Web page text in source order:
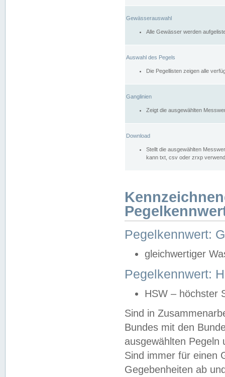
Gewässerauswahl
Alle Gewässer werden
Auswahl des Pegels
Die Pegellisten zeigen alle
Ganglinien
Zeigt die ausgewählten
Download
Stellt die ausgewählten
kann txt, csv oder zrxp
Pegelkennwert:
gleichwertiger
Pegelkennwert:
HSW – höchster
Sind in
Bundes mit den
ausgewählten
Sind immer für einen
Gegebenheiten ab